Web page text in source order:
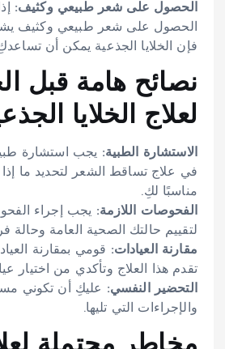
الحصول على شعر طبيعي وكثيف:
الحصول على شعر طبيعي وكثيف
فإن الخلايا الجذعية يمكن أن
نصائح هامة قبل
لعلاج الخلايا
الاستشارة الطبية:يجب استشارة
في علاج تساقط الشعر لتحديد ما إذا
مناسبًا لكِ.
الفحوصات اللازمة:يجب إجراء
لتقييم حالتك الصحية العامة وحالة
مقارنة العيادات:قومي بمقارنة
تقدم هذا العلاج وتأكدي من اختيار
التحضير النفسي:عليكِ أن تكوني
والإجراءات التي تليها.